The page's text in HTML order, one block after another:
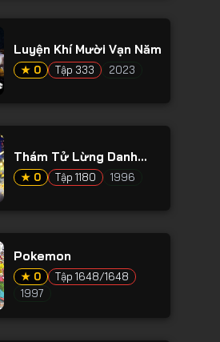
Luyện Khí Mười Vạn Năm
★ 0 Tập 333 2023
Thám Tử Lừng Danh
Conan
★ 0 Tập 1180 1996
Pokemon
★ 0
Tập 1648/1648
1997